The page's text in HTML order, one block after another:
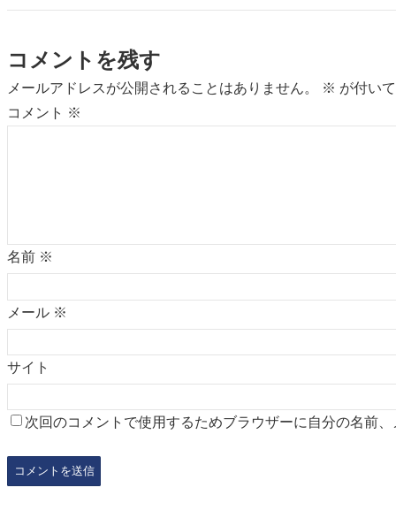
コメントを残す
メールアドレスが公開されることはありません。 ※ が付い
コメント ※
名前 ※
メール ※
サイト
次回のコメントで使用するためブラウザーに自分の名前